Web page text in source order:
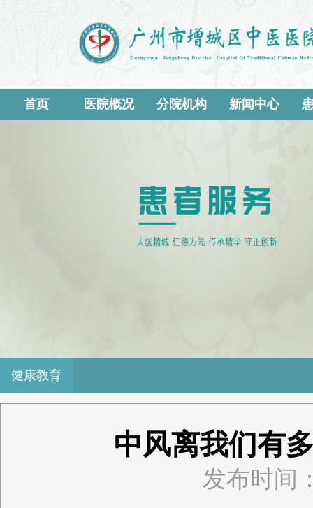
首页 医院概况 分院机构 新闻中心
健康教育
中风离我们有
发布时间